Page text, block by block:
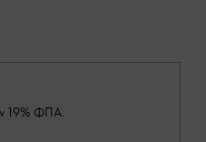
19% ΦΠΑ.